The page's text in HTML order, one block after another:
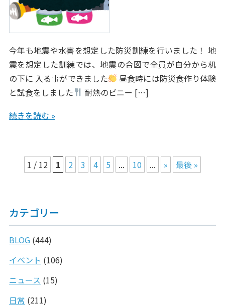
今年も地震や水害を想定した防災訓練を行いました！ 地
震を想定した訓練では、地震の合図で全員が自分から机
の下に 入る事ができました
昼食時には防災食作り体験
と試食をしました
耐熱のビニー […]
続きを読む »
1 / 12 1 2 3 4 5 ... 10 ... » 最後 »
カテゴリー
BLOG(444)
イベント (106)
ニュース (15)
日常 (211)